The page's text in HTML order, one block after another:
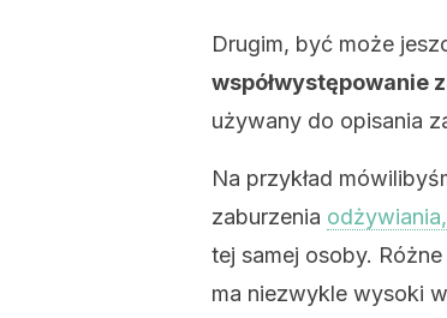
Drugim, być może
współwystępowanie
używany do opisania
Na przykład
zaburzenia odżywiania,
tej samej osoby.
ma niezwykle wysoki